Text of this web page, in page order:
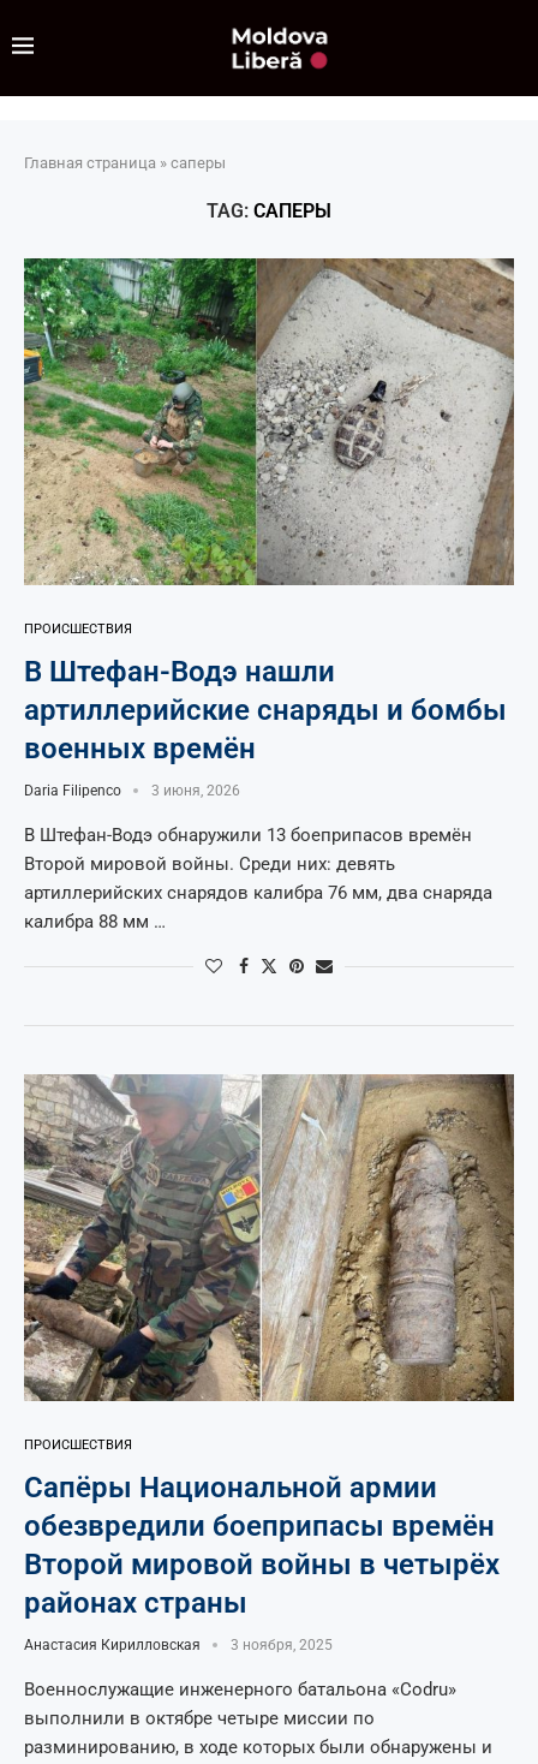
Главная страница » саперы
TAG: САПЕРЫ
ПРОИСШЕСТВИЯ
В Штефан-Водэ нашли
артиллерийские снаряды и бомбы
военных времён
Daria Filipenco 3 июня, 2026
В Штефан-Водэ обнаружили 13 боеприпасов времён
Второй мировой войны. Среди них: девять
артиллерийских снарядов калибра 76 мм, два снаряда
калибра 88 мм …
ПРОИСШЕСТВИЯ
Сапёры Национальной армии
обезвредили боеприпасы времён
Второй мировой войны в четырёх
районах страны
Анастасия Кирилловская 3 ноября, 2025
Военнослужащие инженерного батальона «Codru»
выполнили в октябре четыре миссии по
разминированию, в ходе которых были обнаружены и